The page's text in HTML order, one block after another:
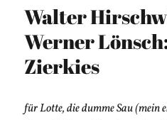
Walter
Werner
Zierkies
für Lotte, die dumme Sau (mein